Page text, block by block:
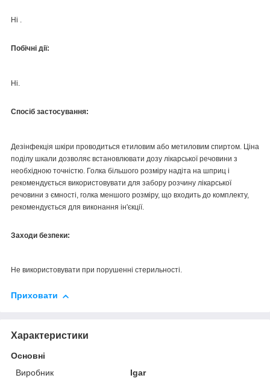
Ні .
Побічні дії:
Ні.
Спосіб застосування:
Дезінфекція шкіри проводиться етиловим або метиловим спиртом. Ціна
поділу шкали дозволяє встановлювати дозу лікарської речовини з
необхідною точністю. Голка більшого розміру надіта на шприц і
рекомендується використовувати для забору розчину лікарської
речовини з ємності, голка меншого розміру, що входить до комплекту,
рекомендується для виконання ін'єкції.
Заходи безпеки:
Не використовувати при порушенні стерильності.
Приховати
Характеристики
Основні
Виробник
Igar